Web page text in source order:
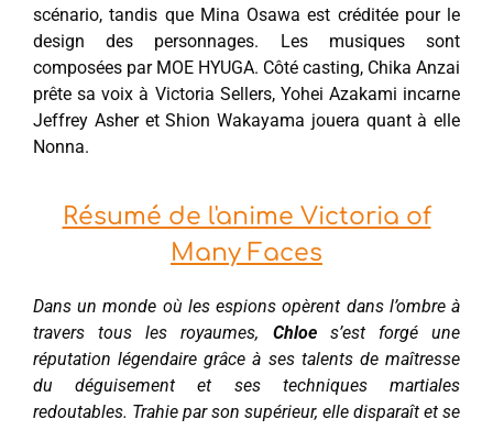
scénario, tandis que Mina Osawa est créditée pour le
design des personnages. Les musiques sont
composées par MOE HYUGA. Côté casting, Chika Anzai
prête sa voix à Victoria Sellers, Yohei Azakami incarne
Jeffrey Asher et Shion Wakayama jouera quant à elle
Nonna.
Résumé de l'anime Victoria of
Many Faces
Dans un monde où les espions opèrent dans l’ombre à
travers tous les royaumes, Chloes’est forgé une
réputation légendaire grâce à ses talents de maîtresse
du déguisement et ses techniques martiales
redoutables. Trahie par son supérieur, elle disparaît et se